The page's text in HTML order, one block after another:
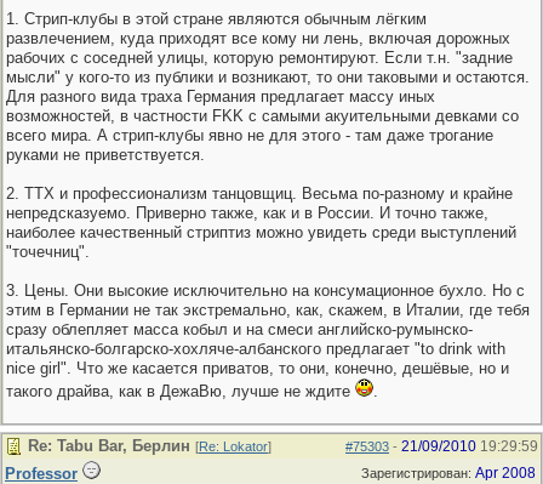
1. Стрип-клубы в этой стране являются обычным лёгким
развлечением, куда приходят все кому ни лень, включая дорожных
рабочих с соседней улицы, которую ремонтируют. Если т.н. "задние
мысли" у кого-то из публики и возникают, то они таковыми и остаются.
Для разного вида траха Германия предлагает массу иных
возможностей, в частности FKK с самыми акуительными девками со
всего мира. А стрип-клубы явно не для этого - там даже трогание
руками не приветствуется.
2. ТТХ и профессионализм танцовщиц. Весьма по-разному и крайне
непредсказуемо. Приверно также, как и в России. И точно также,
наиболее качественный стриптиз можно увидеть среди выступлений
"точечниц".
3. Цены. Они высокие исключительно на консумационное бухло. Но с
этим в Германии не так экстремально, как, скажем, в Италии, где тебя
сразу облепляет масса кобыл и на смеси английско-румынско-
итальянско-болгарско-хохляче-албанского предлагает "to drink with
nice girl". Что же касается приватов, то они, конечно, дешёвые, но и
такого драйва, как в ДежаВю, лучше не ждите
.
#75303 - 21/09/2010 19:29:59
Re: Tabu Bar, Берлин [Re: Lokator]
Зарегистрирован: Apr 2008
Professor